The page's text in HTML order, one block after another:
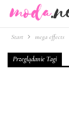
Start mega effects
Przeglądanie Tagi